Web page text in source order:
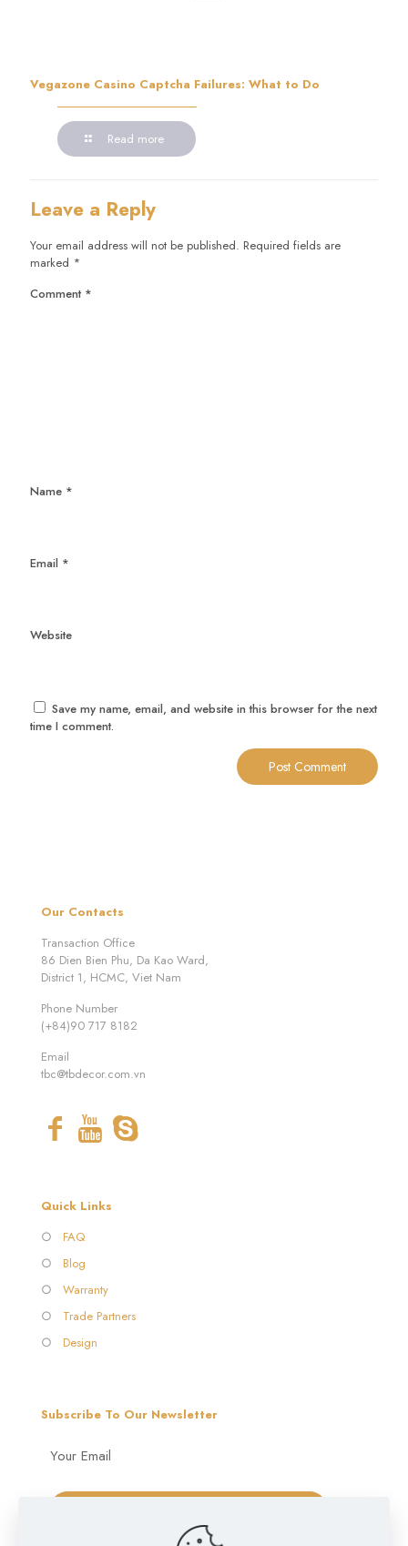
Vegazone Casino Captcha Failures: What to Do
Read more
Leave a Reply
Your email address will not be published. Required fields are
marked *
Comment *
Name *
Email *
Website
Save my name, email, and website in this browser for the next
time I comment.
Our Contacts
Transaction Office
86 Dien Bien Phu, Da Kao Ward,
District 1, HCMC, Viet Nam
Phone Number
(+84)90 717 8182
Email
tbc@tbdecor.com.vn
Quick Links
○ FAQ
○ Blog
○ Warranty
○ Trade Partners
○ Design
Subscribe To Our Newsletter